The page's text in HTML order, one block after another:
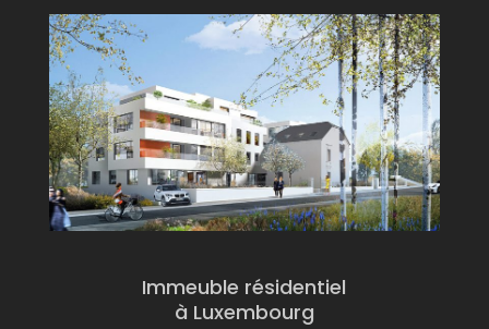
Immeuble résidentiel
à Luxembourg